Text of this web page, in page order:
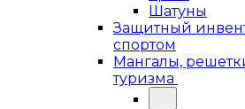
Шатуны
Защитный
спортом
Мангалы,
туризма